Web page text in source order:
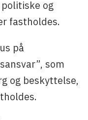
og
fastholdes.
på
som
og beskyttelse,